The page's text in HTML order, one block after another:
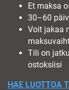
Et maksa
30–60
Voit jakaa
Tili on
ostoksiisi
HAE LUOTTOA